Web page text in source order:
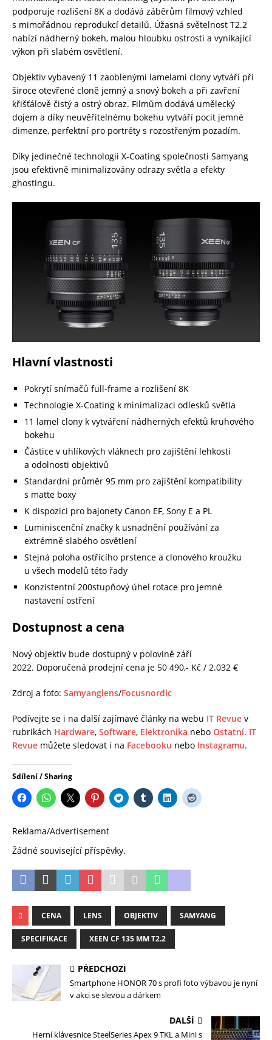
podporuje rozlišení 8K a dodává záběrům filmový vzhled
s mimořádnou reprodukcí detailů. Úžasná světelnost T2.2
nabízí nádherný bokeh, malou hloubku ostrosti a vynikající
výkon při slabém osvětlení.
Objektiv vybavený 11 zaoblenými lamelami clony vytváří při
široce otevřené cloně jemný a snový bokeh a při zavření
křišťálově čistý a ostrý obraz. Filmům dodává umělecký
dojem a díky neuvěřitelnému bokehu vytváří pocit jemné
dimenze, perfektní pro portréty s rozostřeným pozadím.
Díky jedinečné technologii X-Coating společnosti Samyang
jsou efektivně minimalizovány odrazy světla a efekty
ghostingu.
Hlavní vlastnosti
Pokrytí snímačů full-frame a rozlišení 8K
Technologie X-Coating k minimalizaci odlesků světla
11 lamel clony k vytváření nádherných efektů kruhového
bokehu
Částice v uhlíkových vláknech pro zajištění lehkosti
a odolnosti objektivů
Standardní průměr 95 mm pro zajištění kompatibility
s matte boxy
K dispozici pro bajonety Canon EF, Sony E a PL
Luminiscenční značky k usnadnění používání za
extrémně slabého osvětlení
Stejná poloha ostřícího prstence a clonového kroužku
u všech modelů této řady
Konzistentní 200stupňový úhel rotace pro jemné
nastavení ostření
Dostupnost a cena
Nový objektiv bude dostupný v polovině září
2022. Doporučená prodejní cena je 50 490,- Kč / 2.032 €
Zdroj a foto: Samyanglens/Focusnordic
Podívejte se i na další zajímavé články na webu IT Revue v
rubrikách Hardware, Software, Elektronika nebo Ostatní. IT
Revue můžete sledovat i na Facebooku nebo Instagramu.
Sdílení / Sharing
Reklama/Advertisement
Žádné související příspěvky.
CENA LENS OBJEKTIV SAMYANG
SPECIFIKACE XEEN CF 135 MM T2.2
PŘEDCHOZÍ
Smartphone HONOR 70 s profi foto výbavou je nyní
v akci se slevou a dárkem
DALŠÍ
Herní klávesnice SteelSeries Apex 9 TKL a Mini s